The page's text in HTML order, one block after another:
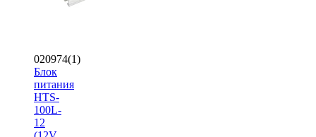
020974(1)
Блок
питания
HTS-
100L-
12